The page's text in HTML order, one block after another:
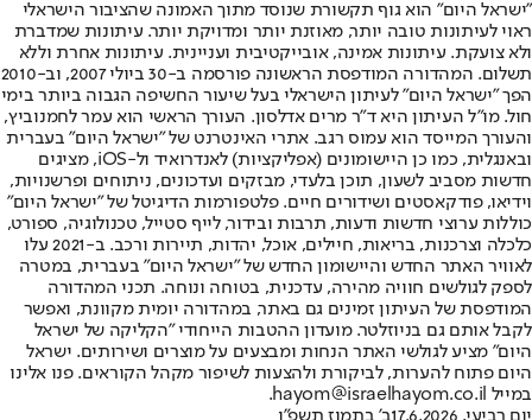
"ישראל היום" הוא גוף תקשורת שנוסד מתוך האמונה שהציבור הישראלי
ראוי לעיתונות טובה יותר, מאוזנת יותר ומדויקת יותר. עיתונות שמדברת
ולא צועקת. עיתונות אמינה, אובייקטיבית ועניינית. עיתונות אחרת וללא
תשלום. המהדורה המודפסת הראשונה פורסמה ב-30 ביולי 2007, וב-2010
הפך "ישראל היום" לעיתון הישראלי בעל שיעור החשיפה הגבוה ביותר בימי
חול. מו"ל העיתון היא ד"ר מרים אדלסון. העורך הראשי הוא עמר לחמנוביץ,
והעורך המייסד הוא עמוס רגב. אתרי האינטרנט של "ישראל היום" בעברית
ובאנגלית, כמו כן היישומונים (אפליקציות) לאנדרואיד ול-iOS, מציגים
חדשות מסביב לשעון, תוכן בלעדי, מבזקים ועדכונים, ניתוחים ופרשנויות,
וידיאו, פודקאסטים ושידורים חיים. פלטפורמות הדיגיטל של "ישראל היום"
כוללות ערוצי חדשות ודעות, תרבות ובידור, לייף סטייל, טכנולוגיה, ספורט,
כלכלה וצרכנות, בריאות, חיילים, אוכל, יהדות, תיירות ורכב. ב-2021 עלו
לאוויר האתר החדש והיישומון החדש של "ישראל היום" בעברית, במטרה
לספק לגולשים חוויה מהירה, עדכנית, בטוחה ונוחה. תכני המהדורה
המודפסת של העיתון זמינים גם באתר, במהדורה יומית מקוונת, ואפשר
לקבל אותם גם בניוזלטר. מועדון ההטבות הייחודי "הקליקה של ישראל
היום" מציע לגולשי האתר הנחות ומבצעים על מוצרים ושירותים. ישראל
היום פתוח להערות, לביקורת ולהצעות לשיפור מקהל הקוראים. פנו אלינו
במייל hayom@israelhayom.co.il.